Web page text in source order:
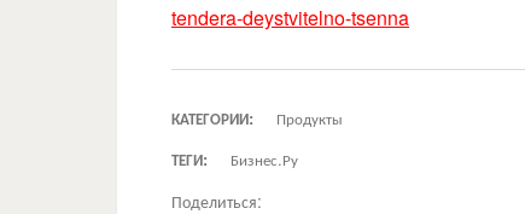
tendera-deystvitelno-tsenna
КАТЕГОРИИ:
Продукты
ТЕГИ:
Бизнес.Ру
Поделиться: